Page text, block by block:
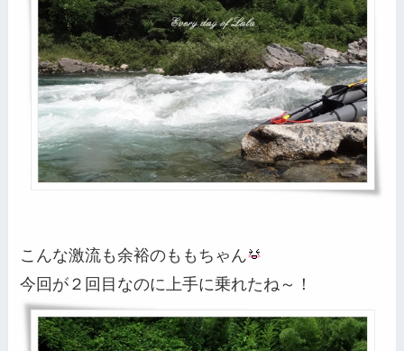
こんな激流も余裕のももちゃん
今回が２回目なのに上手に乗れたね～！